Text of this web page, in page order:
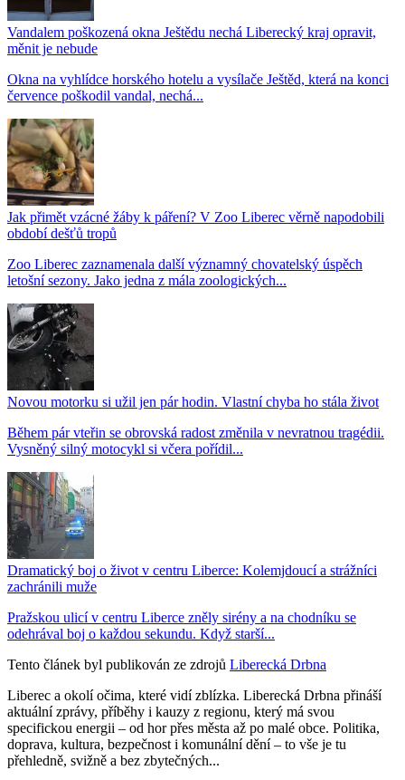
Vandalem poškozená okna Ještědu nechá Liberecký kraj opravit,
měnit je nebude
Okna na vyhlídce horského hotelu a vysílače Ještěd, která na konci
července poškodil vandal, nechá...
Jak přimět vzácné žáby k páření? V Zoo Liberec věrně napodobili
období dešťů tropů
Zoo Liberec zaznamenala další významný chovatelský úspěch
letošní sezony. Jako jedna z mála zoologických...
Novou motorku si užil jen pár hodin. Vlastní chyba ho stála život
Během pár vteřin se obrovská radost změnila v nevratnou tragédii.
Vysněný silný motocykl si včera pořídil...
Dramatický boj o život v centru Liberce: Kolemjdoucí a strážníci
zachránili muže
Pražskou ulicí v centru Liberce zněly sirény a na chodníku se
odehrával boj o každou sekundu. Když starší...
Tento článek byl publikován ze zdrojů Liberecká Drbna
Liberec a okolí očima, které vidí zblízka. Liberecká Drbna přináší
aktuální zprávy, příběhy i kauzy z regionu, který má svou
specifickou energii – od hor přes města až po malé obce. Politika,
doprava, kultura, bezpečnost i komunální dění – to vše je tu
přehledně, svižně a bez zbytečných...